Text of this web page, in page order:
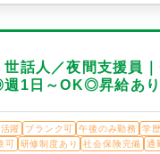
世話人／夜間支援員
週1日～OK◎昇給あ
躍 ブランク可 午後のみ勤務 学
可 研修制度あり 社会保険完備
通